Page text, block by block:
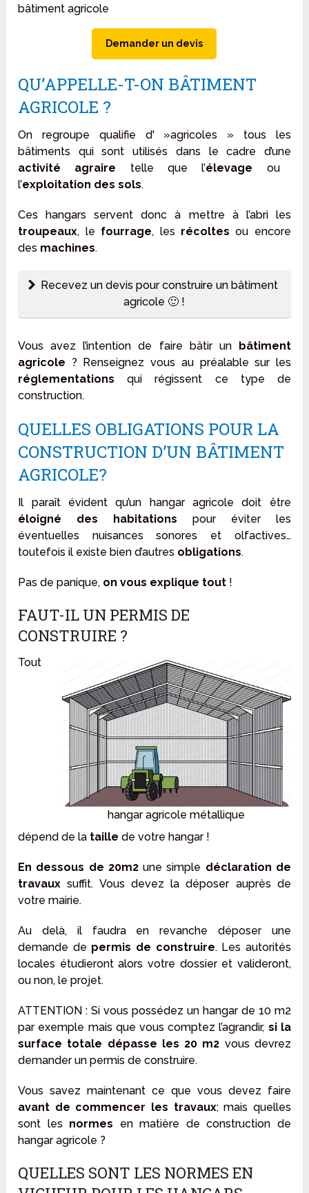
bâtiment agricole
Demander un devis
QU’APPELLE-T-ON BÂTIMENT
AGRICOLE ?
On regroupe qualifie d' »agricoles » tous les
bâtiments qui sont utilisés dans le cadre d’une
activité agraire telle que l’élevage ou
l’exploitation des sols.
Ces hangars servent donc à mettre à l’abri les
troupeaux, le fourrage, les récoltes ou encore
des machines.
Recevez un devis pour construire un bâtiment
agricole 🙂 !
Vous avez l’intention de faire bâtir unbâtiment
agricole ? Renseignez vous au préalable sur les
réglementationsqui régissent ce type de
construction.
QUELLES OBLIGATIONS POUR LA
CONSTRUCTION D’UN BÂTIMENT
AGRICOLE?
Il paraît évident qu’un hangar agricole doit être
éloigné des habitations pour éviter les
éventuelles nuisances sonores et olfactives…
toutefois il existe bien d’autres obligations.
Pas de panique, on vous explique tout !
FAUT-IL UN PERMIS DE
CONSTRUIRE ?
hangar agricole métallique
Tout
dépend de la taille de votre hangar !
En dessous de 20m2une simple déclaration de
travauxsuffit. Vous devez la déposer auprès de
votre mairie.
Au delà, il faudra en revanche déposer une
demande de permis de construire. Les autorités
locales étudieront alors votre dossier et valideront,
ou non, le projet.
ATTENTION : Si vous possédez un hangar de 10 m2
par exemple mais que vous comptez l’agrandir, si la
surface totale dépasse les 20 m2 vous devrez
demander un permis de construire.
Vous savez maintenant ce que vous devez faire
avant de commencer les travaux; mais quelles
sont les normes en matière de construction de
hangar agricole ?
QUELLES SONT LES NORMES EN